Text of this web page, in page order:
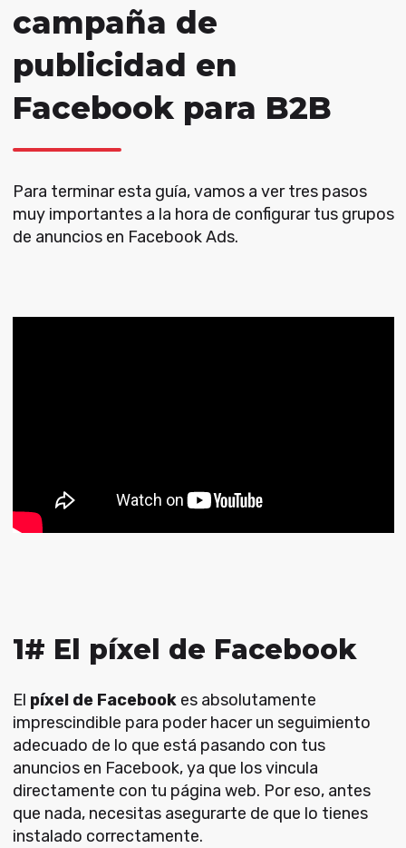
campaña de
publicidad en
Facebook para B2B
Para terminar esta guía, vamos a ver tres pasos
muy importantes a la hora de configurar tus grupos
de anuncios en Facebook Ads.
1# El píxel de Facebook
El píxel de Facebookes absolutamente
imprescindible para poder hacer un seguimiento
adecuado de lo que está pasando con tus
anuncios en Facebook, ya que los vincula
directamente con tu página web. Por eso, antes
que nada, necesitas asegurarte de que lo tienes
instalado correctamente.